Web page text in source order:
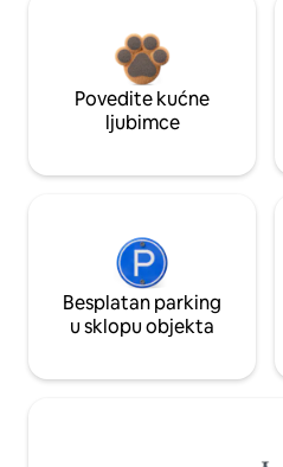
Povedite kućne
ljubimce
Besplatan parking
u sklopu objekta